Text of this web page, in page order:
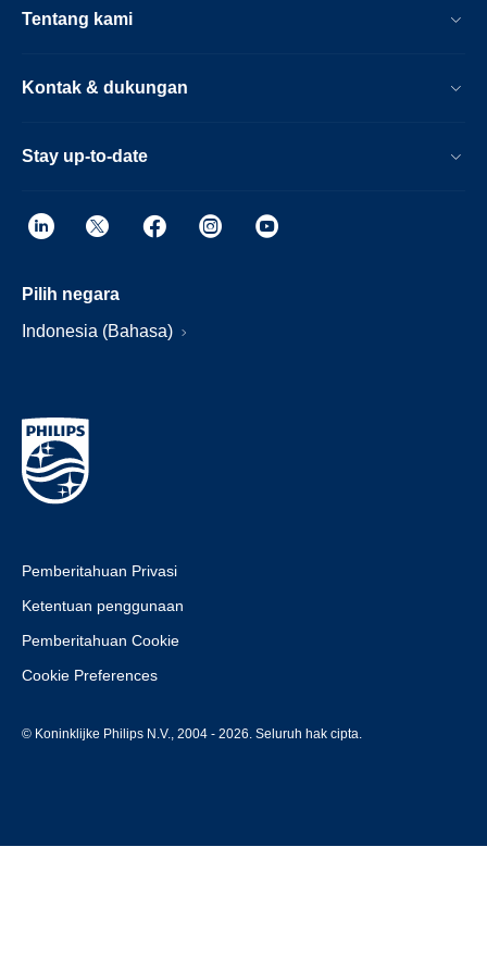
Tentang kami
Kontak & dukungan
Stay up-to-date
Pilih negara
Indonesia (Bahasa)
Pemberitahuan Privasi
Ketentuan penggunaan
Pemberitahuan Cookie
Cookie Preferences
© Koninklijke Philips N.V., 2004 - 2026. Seluruh hak cipta.